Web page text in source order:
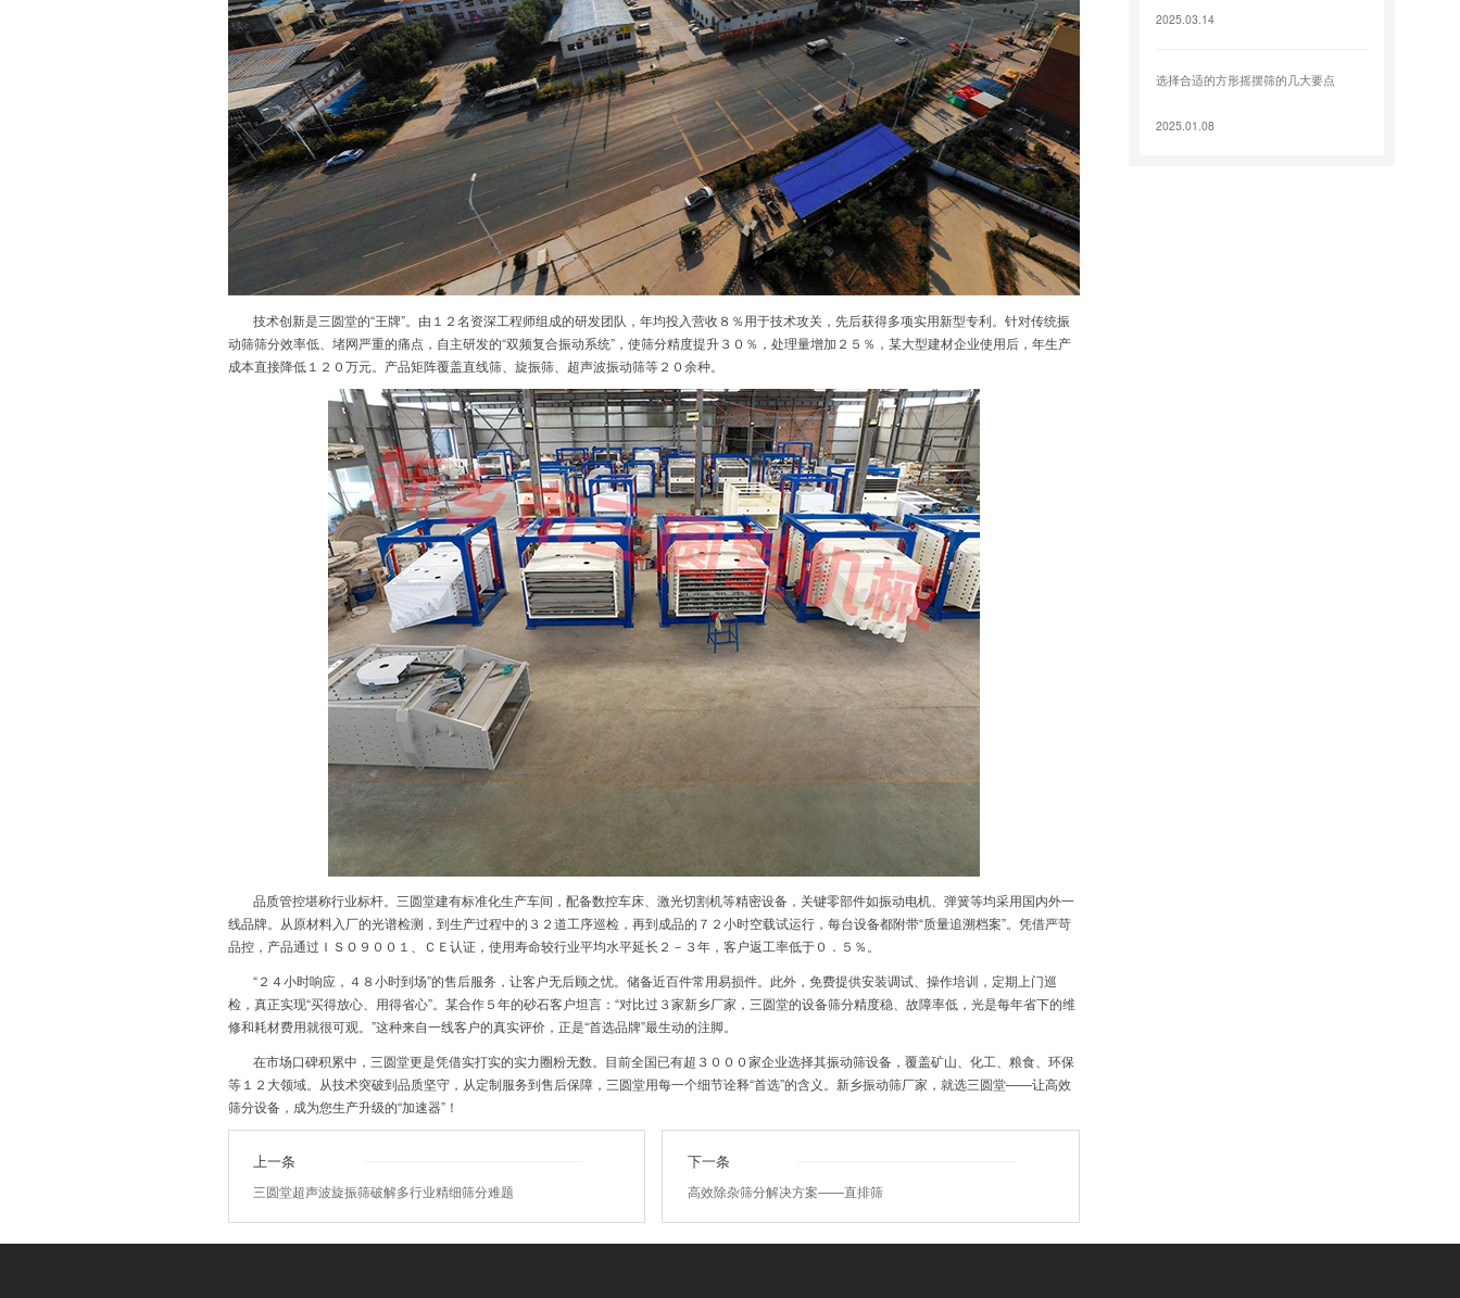
技术创新是三圆堂的“王牌”。由１２名资深工程师组成的研发团队，年均投入营收８％用于技术攻关，先后获得多项实用新型专利。针对传统振
动筛筛分效率低、堵网严重的痛点，自主研发的“双频复合振动系统”，使筛分精度提升３０％，处理量增加２５％，某大型建材企业使用后，年生产
成本直接降低１２０万元。产品矩阵覆盖直线筛、旋振筛、超声波振动筛等２０余种。
品质管控堪称行业标杆。三圆堂建有标准化生产车间，配备数控车床、激光切割机等精密设备，关键零部件如振动电机、弹簧等均采用国内外一
线品牌。从原材料入厂的光谱检测，到生产过程中的３２道工序巡检，再到成品的７２小时空载试运行，每台设备都附带“质量追溯档案”。凭借严苛
品控，产品通过ＩＳＯ９００１、ＣＥ认证，使用寿命较行业平均水平延长２－３年，客户返工率低于０．５％。
“２４小时响应，４８小时到场”的售后服务，让客户无后顾之忧。储备近百件常用易损件。此外，免费提供安装调试、操作培训，定期上门巡
检，真正实现“买得放心、用得省心”。某合作５年的砂石客户坦言：“对比过３家新乡厂家，三圆堂的设备筛分精度稳、故障率低，光是每年省下的维
修和耗材费用就很可观。”这种来自一线客户的真实评价，正是“首选品牌”最生动的注脚。
在市场口碑积累中，三圆堂更是凭借实打实的实力圈粉无数。目前全国已有超３０００家企业选择其振动筛设备，覆盖矿山、化工、粮食、环保
等１２大领域。从技术突破到品质坚守，从定制服务到售后保障，三圆堂用每一个细节诠释“首选”的含义。新乡振动筛厂家，就选三圆堂——让高效
筛分设备，成为您生产升级的“加速器”！
上一条
三圆堂超声波旋振筛破解多行业精细筛分难题
下一条
高效除杂筛分解决方案——直排筛
2025.03.14
选择合适的方形摇摆筛的几大要点
2025.01.08